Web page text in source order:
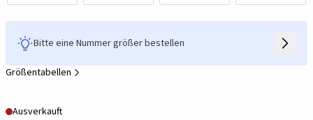
Bitte eine Nummer größer bestellen
Größentabellen
Ausverkauft